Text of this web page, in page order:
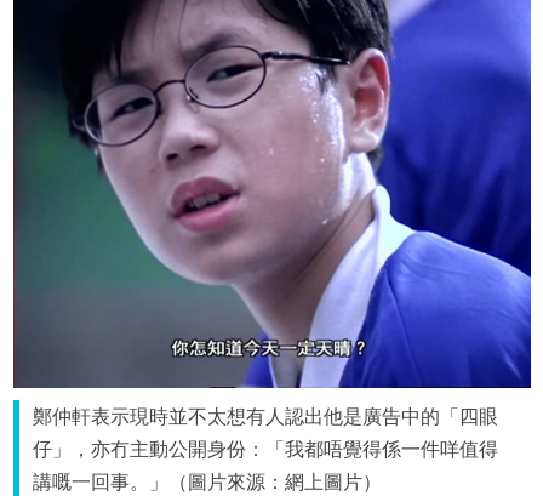
鄭仲軒表示現時並不太想有人認出他是廣告中的「四眼
仔」，亦冇主動公開身份：「我都唔覺得係一件咩值得
講嘅一回事。」（圖片來源：網上圖片）